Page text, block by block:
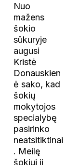
Nuo
mažens
šokio
sūkuryje
augusi
Kristė
Donauskien
ė sako, kad
šokių
mokytojos
specialybę
pasirinko
neatsitiktinai
. Meilę
šokiui ji